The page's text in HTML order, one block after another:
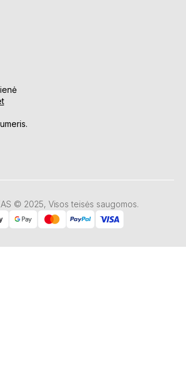
© 2025, Visos teisės saugomos.